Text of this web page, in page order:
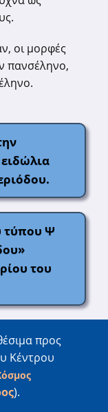
οι μορφές
πανσέληνο,
τύπου Ψ
του
προς
Κέντρου
).